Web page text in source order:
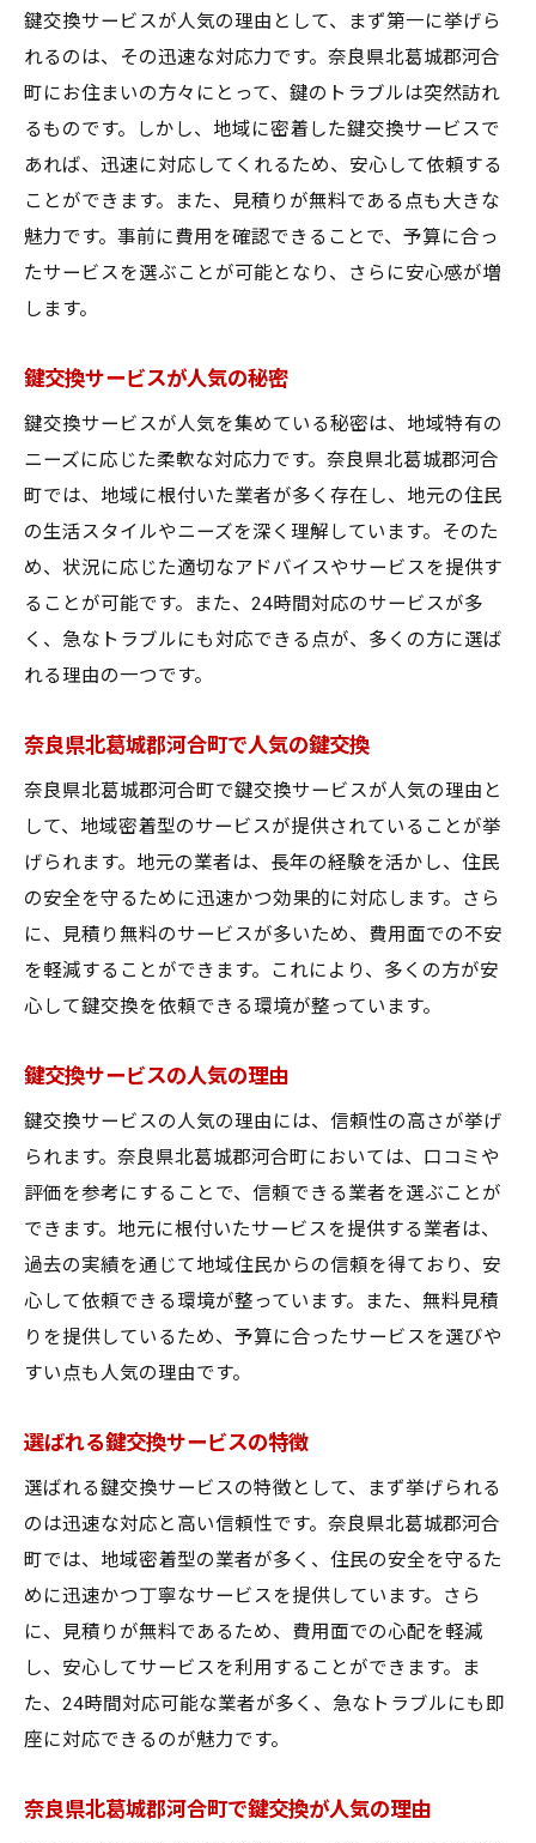
鍵交換サービスが人気の理由として、まず第一に挙げら
れるのは、その迅速な対応力です。奈良県北葛城郡河合
町にお住まいの方々にとって、鍵のトラブルは突然訪れ
るものです。しかし、地域に密着した鍵交換サービスで
あれば、迅速に対応してくれるため、安心して依頼する
ことができます。また、見積りが無料である点も大きな
魅力です。事前に費用を確認できることで、予算に合っ
たサービスを選ぶことが可能となり、さらに安心感が増
します。
鍵交換サービスが人気の秘密
鍵交換サービスが人気を集めている秘密は、地域特有の
ニーズに応じた柔軟な対応力です。奈良県北葛城郡河合
町では、地域に根付いた業者が多く存在し、地元の住民
の生活スタイルやニーズを深く理解しています。そのた
め、状況に応じた適切なアドバイスやサービスを提供す
ることが可能です。また、24時間対応のサービスが多
く、急なトラブルにも対応できる点が、多くの方に選ば
れる理由の一つです。
奈良県北葛城郡河合町で人気の鍵交換
奈良県北葛城郡河合町で鍵交換サービスが人気の理由と
して、地域密着型のサービスが提供されていることが挙
げられます。地元の業者は、長年の経験を活かし、住民
の安全を守るために迅速かつ効果的に対応します。さら
に、見積り無料のサービスが多いため、費用面での不安
を軽減することができます。これにより、多くの方が安
心して鍵交換を依頼できる環境が整っています。
鍵交換サービスの人気の理由
鍵交換サービスの人気の理由には、信頼性の高さが挙げ
られます。奈良県北葛城郡河合町においては、口コミや
評価を参考にすることで、信頼できる業者を選ぶことが
できます。地元に根付いたサービスを提供する業者は、
過去の実績を通じて地域住民からの信頼を得ており、安
心して依頼できる環境が整っています。また、無料見積
りを提供しているため、予算に合ったサービスを選びや
すい点も人気の理由です。
選ばれる鍵交換サービスの特徴
選ばれる鍵交換サービスの特徴として、まず挙げられる
のは迅速な対応と高い信頼性です。奈良県北葛城郡河合
町では、地域密着型の業者が多く、住民の安全を守るた
めに迅速かつ丁寧なサービスを提供しています。さら
に、見積りが無料であるため、費用面での心配を軽減
し、安心してサービスを利用することができます。ま
た、24時間対応可能な業者が多く、急なトラブルにも即
座に対応できるのが魅力です。
奈良県北葛城郡河合町で鍵交換が人気の理由